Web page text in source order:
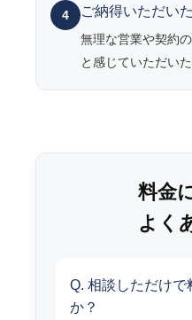
4 ご納得いただい
無理な営業や契約
と感じていただい
料金
よく
Q. 相談しただけで
か？